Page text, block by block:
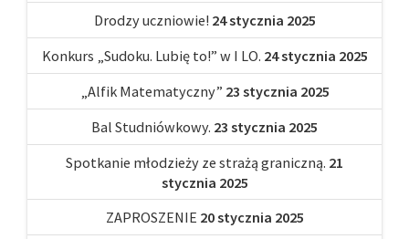
Drodzy uczniowie! 24 stycznia 2025
Konkurs „Sudoku. Lubię to!” w I LO. 24 stycznia 2025
„Alfik Matematyczny” 23 stycznia 2025
Bal Studniówkowy. 23 stycznia 2025
Spotkanie młodzieży ze strażą graniczną. 21
stycznia 2025
ZAPROSZENIE 20 stycznia 2025